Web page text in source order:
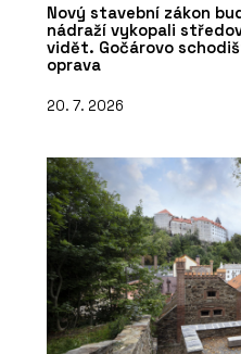
Nový stavební zákon
nádraží vykopali
vidět. Gočárovo
oprava
20. 7. 2026